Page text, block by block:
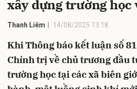
xây dựng trường học
Thanh Liêm 14/08/2025 13:18
Khi Thông báo kết luận số
Chính trị về chủ trương đầu
trường học tại các xã biên